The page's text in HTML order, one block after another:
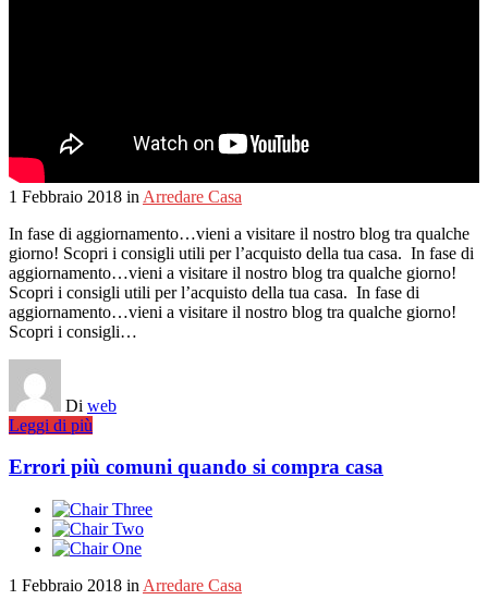
1 Febbraio 2018 in Arredare Casa
In fase di aggiornamento…vieni a visitare il nostro blog tra qualche
giorno! Scopri i consigli utili per l’acquisto della tua casa. In fase di
aggiornamento…vieni a visitare il nostro blog tra qualche giorno!
Scopri i consigli utili per l’acquisto della tua casa. In fase di
aggiornamento…vieni a visitare il nostro blog tra qualche giorno!
Scopri i consigli…
Di web
Leggi di più
Errori più comuni quando si compra casa
1 Febbraio 2018 in Arredare Casa